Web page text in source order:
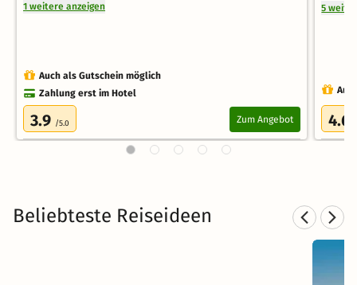
1 weitere anzeigen
Auch als Gutschein möglich
Zahlung erst im Hotel
3.9 /5.0 Zum Angebot
5
4.6
Beliebteste Reiseideen
Kurzurlaub am See